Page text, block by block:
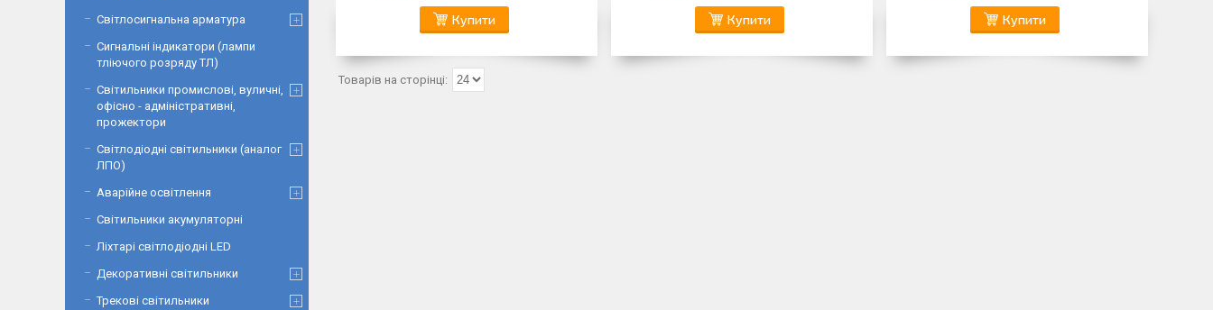
Купити Купити Купити
Світлосигнальна арматура
Сигнальні індикатори (лампи
тліючого розряду ТЛ)
Світильники промислові, вуличні,
офісно - адміністративні,
прожектори
Світлодіодні світильники (аналог
ЛПО)
Аварійне освітлення
Світильники акумуляторні
Ліхтарі світлодіодні LED
Декоративні світильники
Трекові світильники